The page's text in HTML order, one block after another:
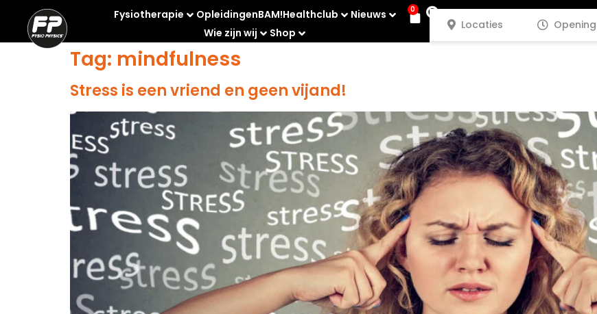
Fysiotherapie OpleidingenBAM!Healthclub
Nieuws
Wie zijn wij
Shop
0
Locaties
Tag: mindfulness
Stress is een vriend en geen vijand!